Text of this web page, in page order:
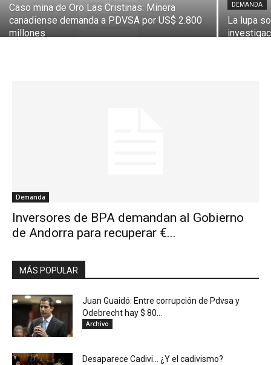
Caso mina de Oro Las Cristinas: Minera
canadiense demanda a PDVSA por US$ 2.800
millones
DEMANDA
La lupa
Demanda
Inversores de BPA demandan al Gobierno
de Andorra para recuperar €...
MÁS POPULAR
Juan Guaidó: Entre corrupción de Pdvsa y
Odebrecht hay $ 80...
Archivo
Desaparece Cadivi… ¿Y el cadivismo?